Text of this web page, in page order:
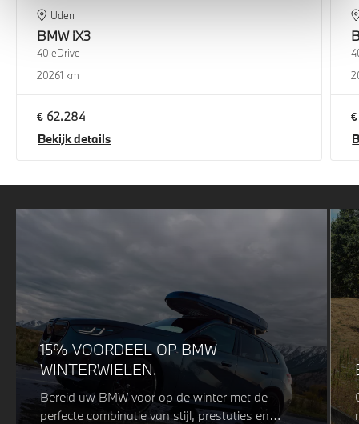
Uden
BMW iX3
40 eDrive
20261 km
€ 62.284
Bekijk details
15% VOORDEEL OP BMW
WINTERWIELEN.
Bereid uw BMW voor op de winter met de
perfecte combinatie van stijl, prestaties en